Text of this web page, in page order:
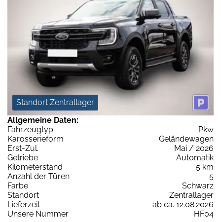
Standort Zentrallager
Allgemeine Daten:
Fahrzeugtyp
Pkw
Karosserieform
Geländewagen
Erst-Zul.
Mai / 2026
Getriebe
Automatik
Kilometerstand
5 km
Anzahl der Türen
5
Farbe
Schwarz
Standort
Zentrallager
Lieferzeit
ab ca. 12.08.2026
Unsere Nummer
HF04